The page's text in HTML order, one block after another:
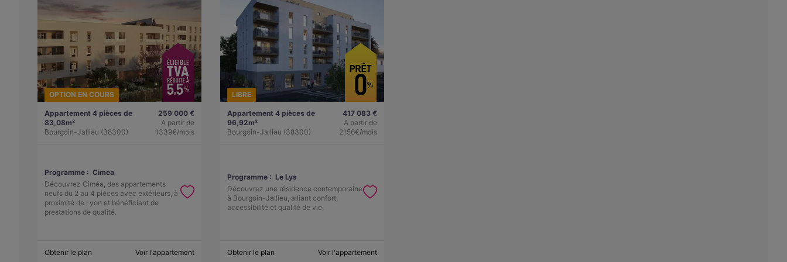
OPTION EN COURS
Appartement 4 pièces de
83,08m²
Bourgoin-Jallieu (38300)
259 000 €
A partir de
1339€/mois
Programme : Cimea
Découvrez Ciméa, des appartements
neufs du 2 au 4 pièces avec extérieurs, à
proximité de Lyon et bénéficiant de
prestations de qualité.
Obtenir le plan Voir l'appartement
LIBRE
Appartement 4 pièces de
96,92m²
Bourgoin-Jallieu (38300)
417 083 €
A partir de
2156€/mois
Programme : Le Lys
Découvrez une résidence contemporaine
à Bourgoin-Jallieu, alliant confort,
accessibilité et qualité de vie.
Obtenir le plan Voir l'appartement